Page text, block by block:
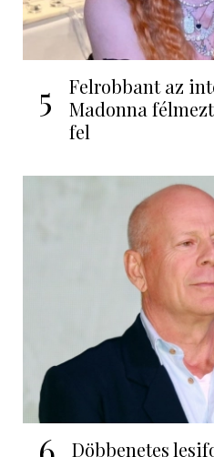
5
Felrobbant az
Madonna
fel
Döbbenetes